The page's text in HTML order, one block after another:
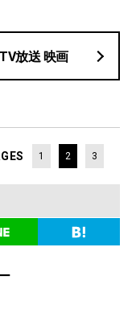
放送 映画
1 2 3